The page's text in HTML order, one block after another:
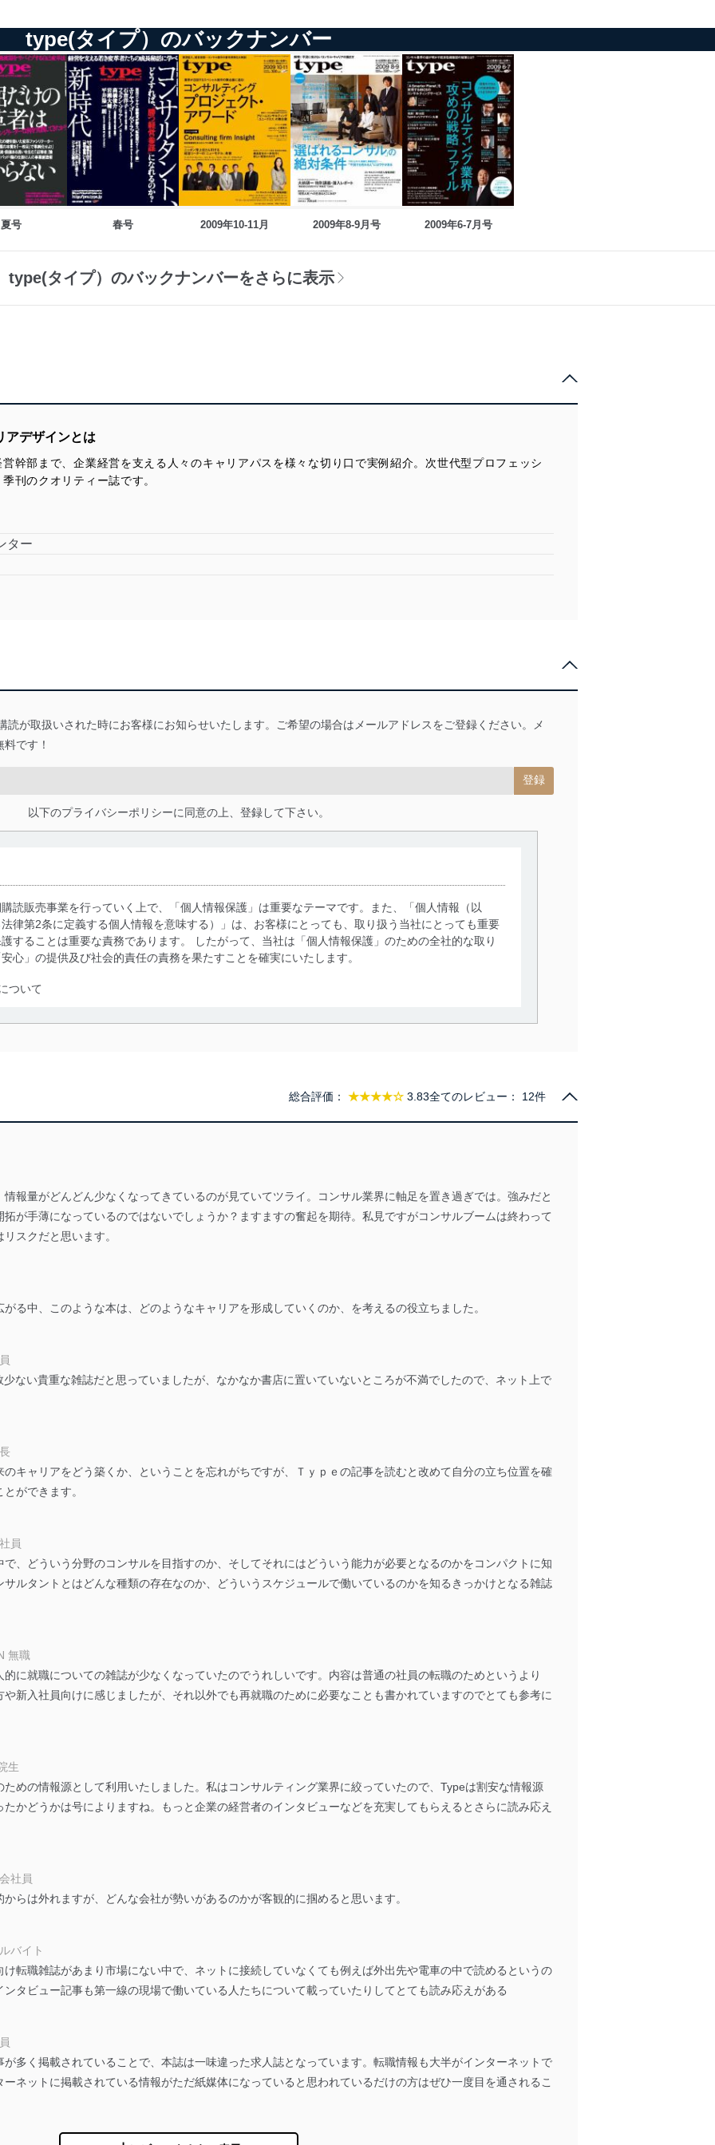
type(タイプ）のバックナンバー
夏号 春号 2009年10-11月 2009年8-9月号 2009年6-7月号
type(タイプ）のバックナンバーをさらに表示
アデザインとは
幹部まで、企業経営を支える人々のキャリアパスを様々な切り口で実例紹介。次世代型プロフェッシ
刊のクオリティー誌です。
ター
読が取扱いされた時にお客様にお知らせいたします。ご希望の場合はメールアドレスをご登録ください。メ
です！
以下のプライバシーポリシーに同意の上、登録して下さい。
読販売事業を行っていく上で、「個人情報保護」は重要なテーマです。また、「個人情報（以
律第2条に定義する個人情報を意味する）」は、お客様にとっても、取り扱う当社にとっても重要
することは重要な責務であります。 したがって、当社は「個人情報保護」のための全社的な取り
心」の提供及び社会的責任の責務を果たすことを確実にいたします。
ついて
・提供に際して、その利用目的を明確にし、本人の同意を得たうえで利用目的の達成に必要な範
安全性を確保するために、下記セキュリティ対策をはじめとする安全対策を実施し、個人情報の
及び是正に努めます。
を識別・認証しています。
防止
洩等の防止
タの含まれるファイルを送信する場合に、当該ファイルへのパスワードを設定しています。
ントレビューの機会を通じて、個人情報保護マネジメントシステムを継続的に改善し、常に最良
ただきます。
ス 個人情報問い合わせ係
ス
者を設置し、個人情報保護管理者の責任のもと、個人情報を取得・アクセス・利用・提供・管理
ス
報の利用目的は次のとおりです。
類
利用目的
ｅメール等による商品、サービス、キャンペーン等の広告の案内のため
総合評価： ★★★★☆ 3.83全てのレビュー： 12件
報量がどんどん少なくなってきているのが見ていてツライ。コンサル業界に軸足を置き過ぎでは。強みだと
が手薄になっているのではないでしょうか？ますますの奮起を期待。私見ですがコンサルブームは終わって
スクだと思います。
る中、このような本は、どのようなキャリアを形成していくのか、を考えるの役立ちました。
ない貴重な雑誌だと思っていましたが、なかなか書店に置いていないところが不満でしたので、ネット上で
キャリアをどう築くか、ということを忘れがちですが、Ｔｙｐｅの記事を読むと改めて自分の立ち位置を確
ができます。
員
、どういう分野のコンサルを目指すのか、そしてそれにはどういう能力が必要となるのかをコンパクトに知
ルタントとはどんな種類の存在なのか、どういうスケジュールで働いているのかを知るきっかけとなる雑誌
無職
に就職についての雑誌が少なくなっていたのでうれしいです。内容は普通の社員の転職のためというより
新入社員向けに感じましたが、それ以外でも再就職のために必要なことも書かれていますのでとても参考に
生
めの情報源として利用いたしました。私はコンサルティング業界に絞っていたので、Typeは割安な情報源
かどうかは号によりますね。もっと企業の経営者のインタビューなどを充実してもらえるとさらに読み応え
社員
らは外れますが、どんな会社が勢いがあるのかが客観的に掴めると思います。
バイト
転職雑誌があまり市場にない中で、ネットに接続していなくても例えば外出先や電車の中で読めるというの
タビュー記事も第一線の現場で働いている人たちについて載っていたりしてとても読み応えがある
多く掲載されていることで、本誌は一味違った求人誌となっています。転職情報も大半がインターネットで
ネットに掲載されている情報がただ紙媒体になっていると思われているだけの方はぜひ一度目を通されるこ